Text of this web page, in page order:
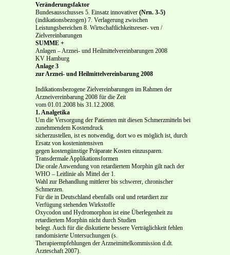
Veränderungsfaktor
Bundesausschusses 5. Einsatz innovativer (Nrn. 3-5)
(indikationsbezogen) 7. Verlagerung zwischen
Leistungsbereichen 8. Wirtschaftlichkeitsreser- ven /
Zielvereinbarungen
SUMME +
Anlagen – Arznei- und Heilmittelvereinbarungen 2008
KV Hamburg
Anlage 3
zur Arznei- und Heilmittelvereinbarung 2008
Indikationsbezogene Zielvereinbarungen im Rahmen der
Arzneivereinbarung 2008 für die Zeit
vom 01.01.2008 bis 31.12.2008.
1. Analgetika
Um die Versorgung der Patienten mit diesen Schmerzmitteln bei
zunehmendem Kostendruck
sicherzustellen, ist es notwendig, dort wo es möglich ist, durch
Ersatz von kostenintensiven
gegen kostengünstige Präparate Kosten einzusparen.
Transdermale Applikationsformen
Die orale Anwendung von retardiertem Morphin gilt nach der
WHO – Leitlinie als Mittel der 1.
Wahl zur Behandlung mittlerer bis schwerer, chronischer
Schmerzen.
Für die in Deutschland ebenfalls oral und retardiert zur
Verfügung stehenden Wirkstoffe
Oxycodon und Hydromorphon ist eine Überlegenheit zu
retardiertem Morphin nicht durch Studien
belegt. Auch für die diskutierte bessere Verträglichkeit fehlen
randomisierte Untersuchungen (s.
Therapieempfehlungen der Arzneimittelkommission d.dt.
Arzteschaft 2007).